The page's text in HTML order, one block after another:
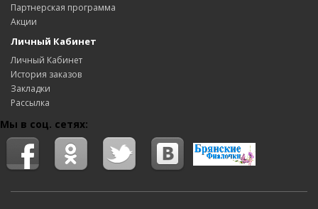
Партнерская программа
Акции
Личный Кабинет
Личный Кабинет
История заказов
Закладки
Рассылка
Мы в соц. сетях: